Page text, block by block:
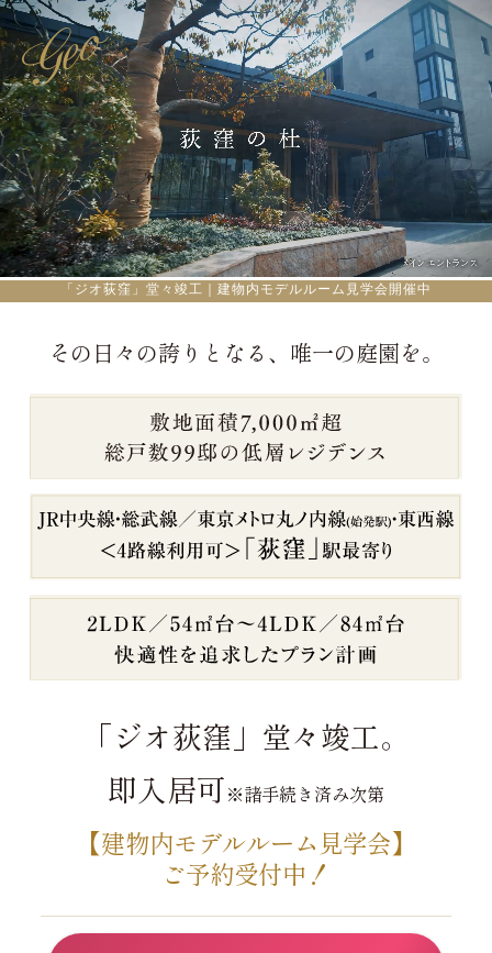
「ジオ荻窪」堂々竣工｜建物内モデルルーム見学会開催中
その日々の誇りとなる、唯一の庭園を。
「ジオ荻窪」堂々竣工。
即入居可※諸手続き済み次第
【建物内モデルルーム見学会】
ご予約受付中！